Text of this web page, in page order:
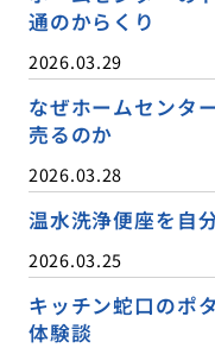
通のからくり
2026.03.29
なぜホームセンタ
売るのか
2026.03.28
温水洗浄便座を自
2026.03.25
キッチン蛇口のポ
体験談